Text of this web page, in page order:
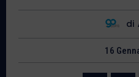
di
16